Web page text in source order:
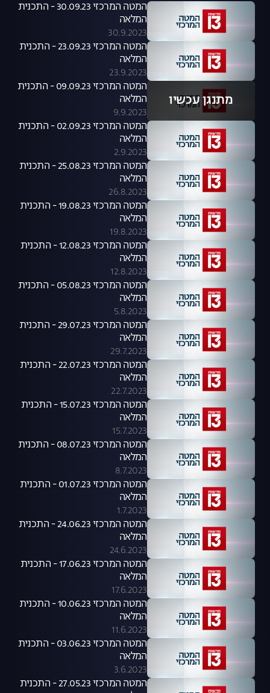
המטה המרכזי 30.09.23 - התכנית
המלאה
30.9.2023
המטה המרכזי 23.09.23 - התכנית
המלאה
23.9.2023
מתנגן עכשיו
המטה המרכזי 09.09.23 - התכנית
המלאה
9.9.2023
המטה המרכזי 02.09.23 - התכנית
המלאה
2.9.2023
המטה המרכזי 25.08.23 - התכנית
המלאה
26.8.2023
המטה המרכזי 19.08.23 - התכנית
המלאה
19.8.2023
המטה המרכזי 12.08.23 - התכנית
המלאה
12.8.2023
המטה המרכזי 05.08.23 - התכנית
המלאה
5.8.2023
המטה המרכזי 29.07.23 - התכנית
המלאה
29.7.2023
המטה המרכזי 22.07.23 - התכנית
המלאה
22.7.2023
המטה המרכזי 15.07.23 - התכנית
המלאה
15.7.2023
המטה המרכזי 08.07.23 - התכנית
המלאה
8.7.2023
המטה המרכזי 01.07.23 - התכנית
המלאה
1.7.2023
המטה המרכזי 24.06.23 - התכנית
המלאה
24.6.2023
המטה המרכזי 17.06.23 - התכנית
המלאה
17.6.2023
המטה המרכזי 10.06.23 - התכנית
המלאה
11.6.2023
המטה המרכזי 03.06.23 - התכנית
המלאה
3.6.2023
המטה המרכזי 27.05.23 - התכנית